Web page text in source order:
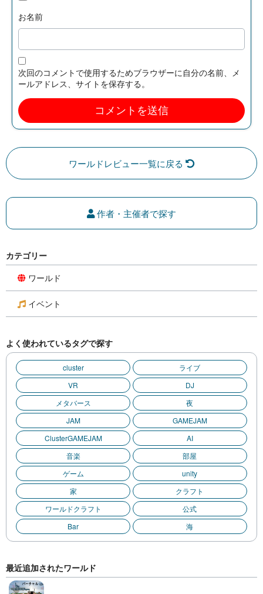
お名前
次回のコメントで使用するためブラウザーに自分の名前、メ
ールアドレス、サイトを保存する。
ワールドレビュー一覧に戻る
作者・主催者で探す
カテゴリー
ワールド
イベント
よく使われているタグで探す
cluster
ライブ
VR
DJ
メタバース
夜
JAM
GAMEJAM
ClusterGAMEJAM
AI
音楽
部屋
ゲーム
unity
家
クラフト
ワールドクラフト
公式
Bar
海
最近追加されたワールド